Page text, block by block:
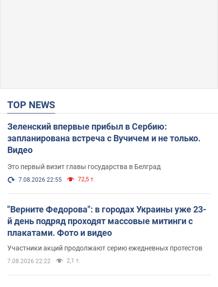
TOP NEWS
Зеленский впервые прибыл в Сербию:
запланирована встреча с Вучичем и не только.
Видео
Это первый визит главы государства в Белград
7.08.2026 22:55 72,5 т.
"Верните Федорова": в городах Украины уже 23-
й день подряд проходят массовые митинги с
плакатами. Фото и видео
Участники акций продолжают серию ежедневных протестов
7.08.2026 22:22 2,1 т.